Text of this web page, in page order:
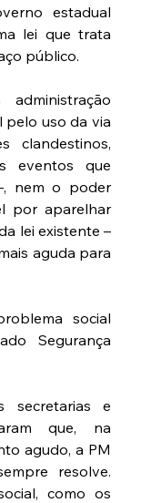
estadual
lei que trata
público.
pelo uso da via
clandestinos,
eventos que
, nem o poder
por aparelhar
lei existente –
aguda para
social
Segurança
secretarias e
que, na
agudo, a PM
resolve.
como os